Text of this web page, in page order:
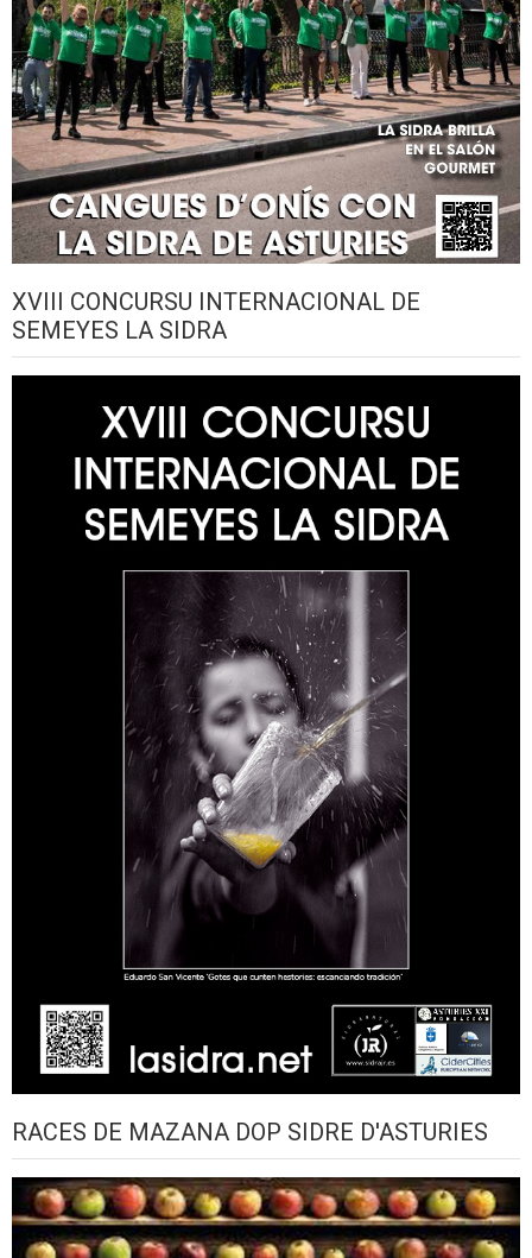
XVIII CONCURSU INTERNACIONAL DE
SEMEYES LA SIDRA
RACES DE MAZANA DOP SIDRE D'ASTURIES